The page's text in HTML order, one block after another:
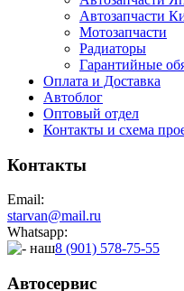
Автозапчасти
Мотозапчасти
Радиаторы
Гарантийные
Оплата и Доставка
Автоблог
Оптовый отдел
Контакты и схема
Контакты
Email:
starvan@mail.ru
Whatsapp:
8 (901) 578-75-55
Автосервис